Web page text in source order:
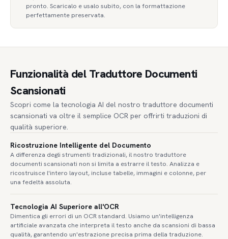
pronto. Scaricalo e usalo subito, con la formattazione
perfettamente preservata.
Funzionalità del Traduttore Documenti
Scansionati
Scopri come la tecnologia AI del nostro traduttore documenti
scansionati va oltre il semplice OCR per offrirti traduzioni di
qualità superiore.
Ricostruzione Intelligente del Documento
A differenza degli strumenti tradizionali, il nostro traduttore
documenti scansionati non si limita a estrarre il testo. Analizza e
ricostruisce l'intero layout, incluse tabelle, immagini e colonne, per
una fedeltà assoluta.
Tecnologia AI Superiore all'OCR
Dimentica gli errori di un OCR standard. Usiamo un'intelligenza
artificiale avanzata che interpreta il testo anche da scansioni di bassa
qualità, garantendo un'estrazione precisa prima della traduzione.